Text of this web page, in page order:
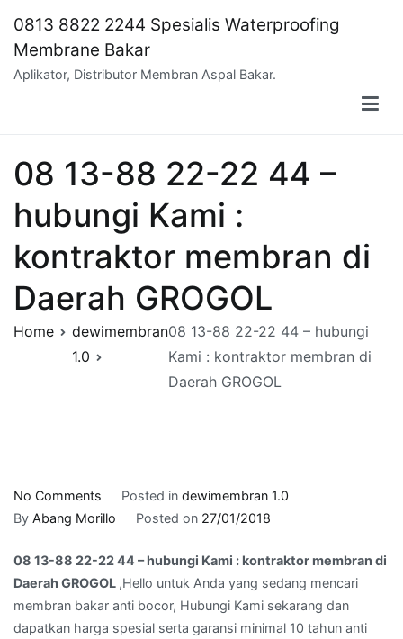
content
0813 8822 2244 Spesialis Waterproofing
Membrane Bakar
Aplikator, Distributor Membran Aspal Bakar.
08 13-88 22-22 44 –
hubungi Kami :
kontraktor membran di
Daerah GROGOL
Home
dewimembran
1.0
08 13-88 22-22 44 – hubungi
Kami : kontraktor membran di
Daerah GROGOL
No Comments
08
88
22-
22
44
Posted in dewimembran 1.0
By Abang Morillo Posted on 27/01/2018
08 13-88 22-22 44 – hubungi Kami : kontraktor membran di
Daerah GROGOL ,Hello untuk Anda yang sedang mencari
membran bakar anti bocor, Hubungi Kami sekarang dan
dapatkan harga spesial serta garansi minimal 10 tahun anti